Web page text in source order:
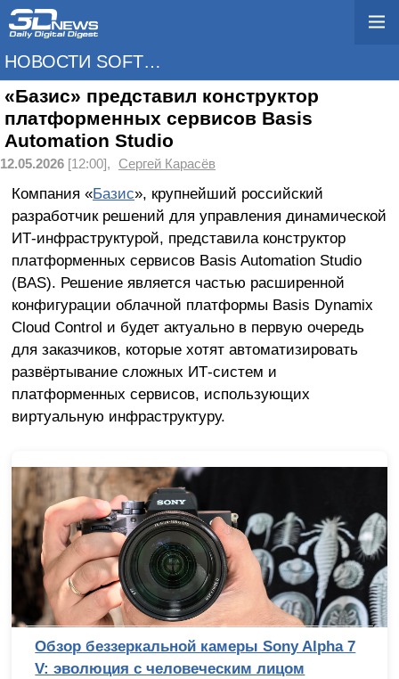
НОВОСТИ SOFTWARE
«Базис» представил конструктор
платформенных сервисов Basis
Automation Studio
12.05.2026 [12:00], Сергей Карасёв
Компания «Базис», крупнейший российский
разработчик решений для управления динамической
ИТ-инфраструктурой, представила конструктор
платформенных сервисов Basis Automation Studio
(BAS). Решение является частью расширенной
конфигурации облачной платформы Basis Dynamix
Cloud Control и будет актуально в первую очередь
для заказчиков, которые хотят автоматизировать
развёртывание сложных ИТ-систем и
платформенных сервисов, использующих
виртуальную инфраструктуру.
Обзор беззеркальной камеры Sony Alpha 7
V: эволюция с человеческим лицом